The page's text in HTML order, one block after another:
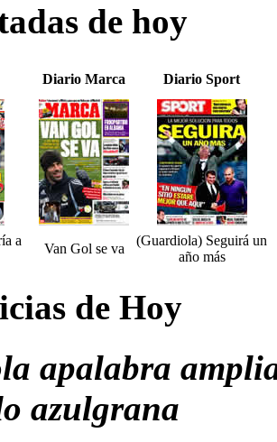
de hoy
Diario Marca Diario Sport
a
Van Gol se va
(Guardiola) Seguirá un
año más
de Hoy
apalabra
azulgrana